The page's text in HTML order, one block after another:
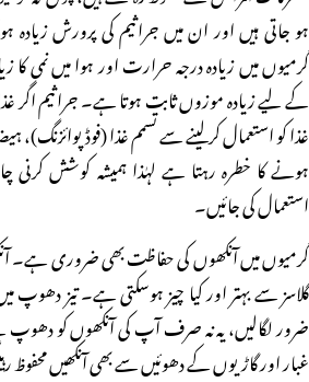
ہو جاتی ہیں اور ان میں جراثیم کی پرورش
گرمیوں میں زیادہ درجہ حرارت اور ہوا میں نمی کا
کے لیے زیادہ موزوں ثابت ہوتا ہے۔ جراثیم اگر
غذا کو استعمال کرلینے سے تسمم غذا (فوڈ پوائزنگ)،
ہونے کا خطرہ رہتا ہے لہٰذا ہمیشہ کوشش
استعمال کی جائیں۔
گرمیوں میں آنکھوں کی حفاظت بھی ضروری
گلاسز سے بہتر اور کیا چیز ہوسکتی ہے۔ تیز دھوپ
ضرور لگالیں، یہ نہ صرف آپ کی آنکھوں کو دھوپ
غبار اور گاڑیوں کے دھوئیں سے بھی آنکھیں محفوظ